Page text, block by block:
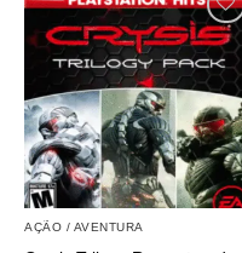
tem
várias
variantes.
opções
podem
ser
escolhidas
AÇÃO / AVENTURA